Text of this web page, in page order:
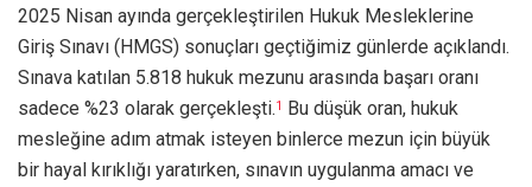
2025 Nisan ayında gerçekleştirilen Hukuk Mesleklerine
Giriş Sınavı (HMGS) sonuçları geçtiğimiz günlerde açıklandı.
Sınava katılan 5.818 hukuk mezunu arasında başarı oranı
sadece %23 olarak gerçekleşti.1
Bu düşük oran, hukuk
mesleğine adım atmak isteyen binlerce mezun için büyük
bir hayal kırıklığı yaratırken, sınavın uygulanma amacı ve